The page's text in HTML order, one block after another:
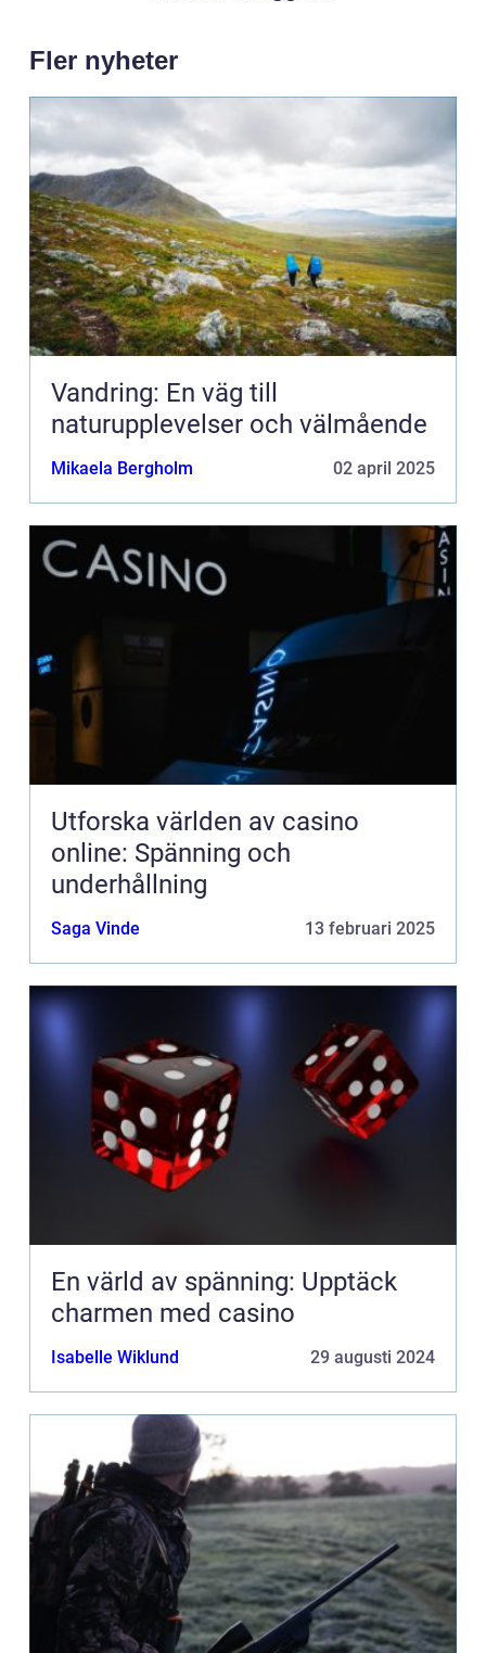
Fler nyheter
Vandring: En väg till
naturupplevelser och välmående
Mikaela Bergholm 02 april 2025
Utforska världen av casino
online: Spänning och
underhållning
Saga Vinde 13 februari 2025
En värld av spänning: Upptäck
charmen med casino
Isabelle Wiklund 29 augusti 2024